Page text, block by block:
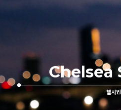
Chelsea
첼시